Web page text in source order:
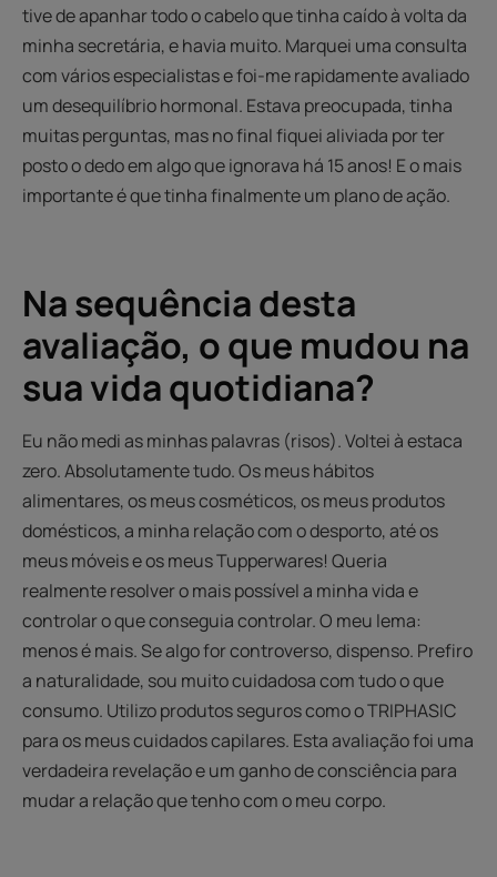
tive de apanhar todo o cabelo que tinha caído à volta da
minha secretária, e havia muito. Marquei uma consulta
com vários especialistas e foi-me rapidamente avaliado
um desequilíbrio hormonal. Estava preocupada, tinha
muitas perguntas, mas no final fiquei aliviada por ter
posto o dedo em algo que ignorava há 15 anos! E o mais
importante é que tinha finalmente um plano de ação.
Na sequência desta
avaliação, o que mudou na
sua vida quotidiana?
Eu não medi as minhas palavras (risos). Voltei à estaca
zero. Absolutamente tudo. Os meus hábitos
alimentares, os meus cosméticos, os meus produtos
domésticos, a minha relação com o desporto, até os
meus móveis e os meus Tupperwares! Queria
realmente resolver o mais possível a minha vida e
controlar o que conseguia controlar. O meu lema:
menos é mais. Se algo for controverso, dispenso. Prefiro
a naturalidade, sou muito cuidadosa com tudo o que
consumo. Utilizo produtos seguros como o TRIPHASIC
para os meus cuidados capilares. Esta avaliação foi uma
verdadeira revelação e um ganho de consciência para
mudar a relação que tenho com o meu corpo.